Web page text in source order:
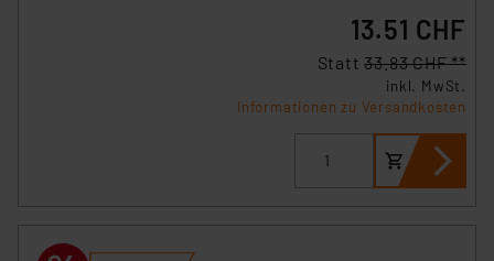
13.51 CHF
Statt33.83 CHF **
inkl. MwSt.
Informationen zu Versandkosten